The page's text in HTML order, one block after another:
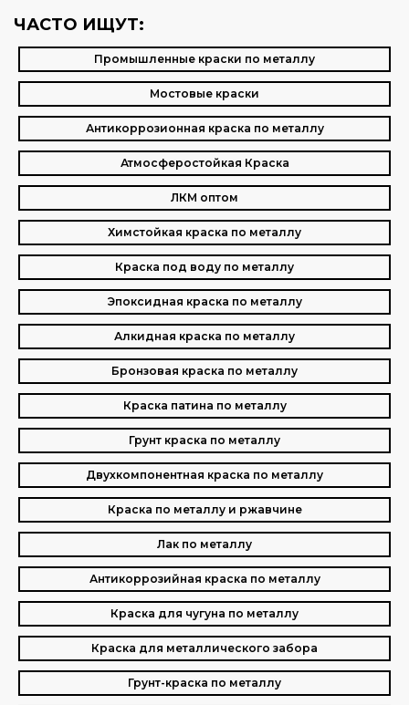
ЧАСТО ИЩУТ:
Промышленные краски по металлу
Мостовые краски
Антикоррозионная краска по металлу
Атмосферостойкая Краска
ЛКМ оптом
Химстойкая краска по металлу
Краска под воду по металлу
Эпоксидная краска по металлу
Алкидная краска по металлу
Бронзовая краска по металлу
Краска патина по металлу
Грунт краска по металлу
Двухкомпонентная краска по металлу
Краска по металлу и ржавчине
Лак по металлу
Антикоррозийная краска по металлу
Краска для чугуна по металлу
Краска для металлического забора
Грунт-краска по металлу